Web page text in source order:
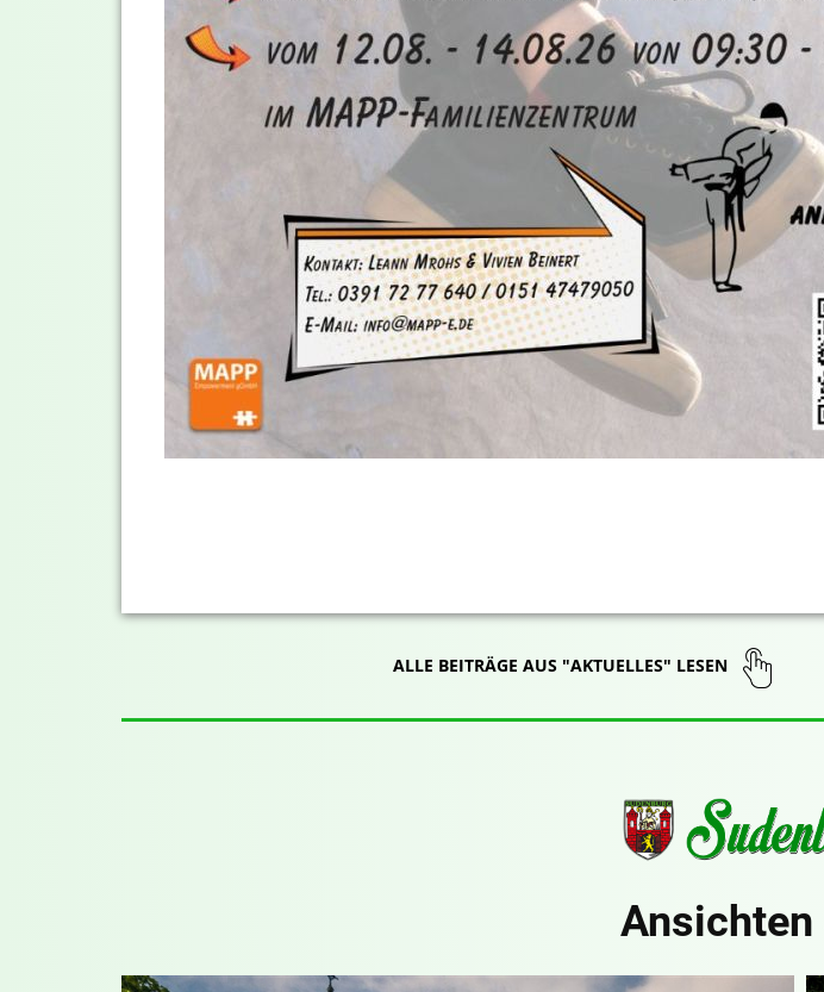
ALLE BEITRÄGE AUS "AKTUELLES" LESEN
Ansichten